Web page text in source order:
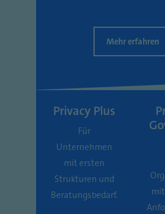
Mehr erfahren
Privacy Plus
Für
Unternehmen
mit ersten
Strukturen und
Beratungsbedarf.